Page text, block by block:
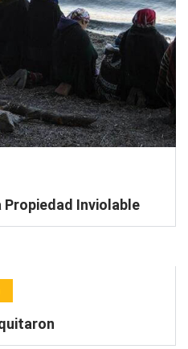
Propiedad Inviolable